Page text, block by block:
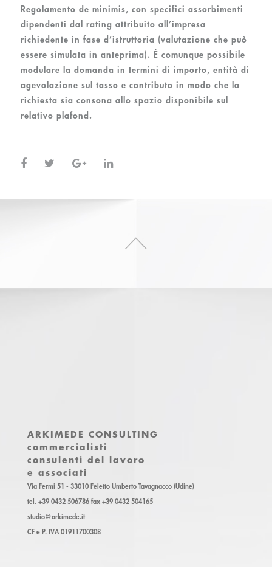
Regolamento de minimis, con specifici assorbimenti
dipendenti dal rating attribuito all’impresa
richiedente in fase d’istruttoria (valutazione che può
essere simulata in anteprima). È comunque possibile
modulare la domanda in termini di importo, entità di
agevolazione sul tasso e contributo in modo che la
richiesta sia consona allo spazio disponibile sul
relativo plafond.
ARKIMEDE CONSULTING
commercialisti
consulenti del lavoro
e associati
Via Fermi 51 - 33010 Feletto Umberto Tavagnacco (Udine)
tel. +39 0432 506786 fax +39 0432 504165
studio@arkimede.it
CF e P. IVA 01911700308